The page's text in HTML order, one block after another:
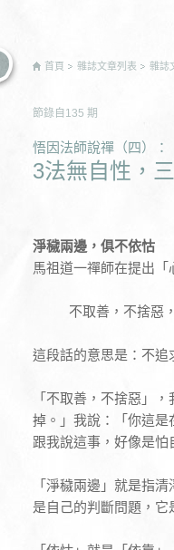
首頁 雜誌文章列表 雜誌
節錄自 135 期
悟因法師說禪（四）
3法無自性，
淨穢兩邊，俱不依怙
馬祖道一禪師在提出
不取善，不捨惡
這段話的意思是：不
「不取善，不捨惡」
掉。」我說：「你這
跟我說這事，好像是
「淨穢兩邊」就是指
是自己的判斷問題，它